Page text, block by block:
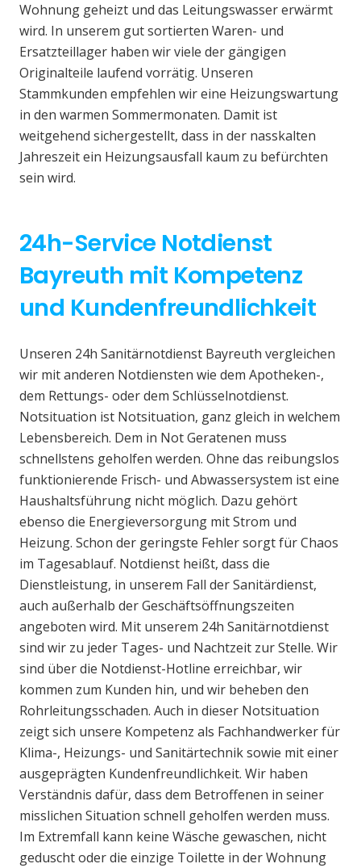
Wohnung geheizt und das Leitungswasser erwärmt
wird. In unserem gut sortierten Waren- und
Ersatzteillager haben wir viele der gängigen
Originalteile laufend vorrätig. Unseren
Stammkunden empfehlen wir eine Heizungswartung
in den warmen Sommermonaten. Damit ist
weitgehend sichergestellt, dass in der nasskalten
Jahreszeit ein Heizungsausfall kaum zu befürchten
sein wird.
24h-Service Notdienst
Bayreuth mit Kompetenz
und Kundenfreundlichkeit
Unseren 24h Sanitärnotdienst Bayreuth vergleichen
wir mit anderen Notdiensten wie dem Apotheken-,
dem Rettungs- oder dem Schlüsselnotdienst.
Notsituation ist Notsituation, ganz gleich in welchem
Lebensbereich. Dem in Not Geratenen muss
schnellstens geholfen werden. Ohne das reibungslos
funktionierende Frisch- und Abwassersystem ist eine
Haushaltsführung nicht möglich. Dazu gehört
ebenso die Energieversorgung mit Strom und
Heizung. Schon der geringste Fehler sorgt für Chaos
im Tagesablauf. Notdienst heißt, dass die
Dienstleistung, in unserem Fall der Sanitärdienst,
auch außerhalb der Geschäftsöffnungszeiten
angeboten wird. Mit unserem 24h Sanitärnotdienst
sind wir zu jeder Tages- und Nachtzeit zur Stelle. Wir
sind über die Notdienst-Hotline erreichbar, wir
kommen zum Kunden hin, und wir beheben den
Rohrleitungsschaden. Auch in dieser Notsituation
zeigt sich unsere Kompetenz als Fachhandwerker für
Klima-, Heizungs- und Sanitärtechnik sowie mit einer
ausgeprägten Kundenfreundlichkeit. Wir haben
Verständnis dafür, dass dem Betroffenen in seiner
misslichen Situation schnell geholfen werden muss.
Im Extremfall kann keine Wäsche gewaschen, nicht
geduscht oder die einzige Toilette in der Wohnung